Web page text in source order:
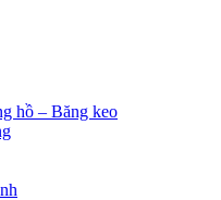
hồ – Băng keo